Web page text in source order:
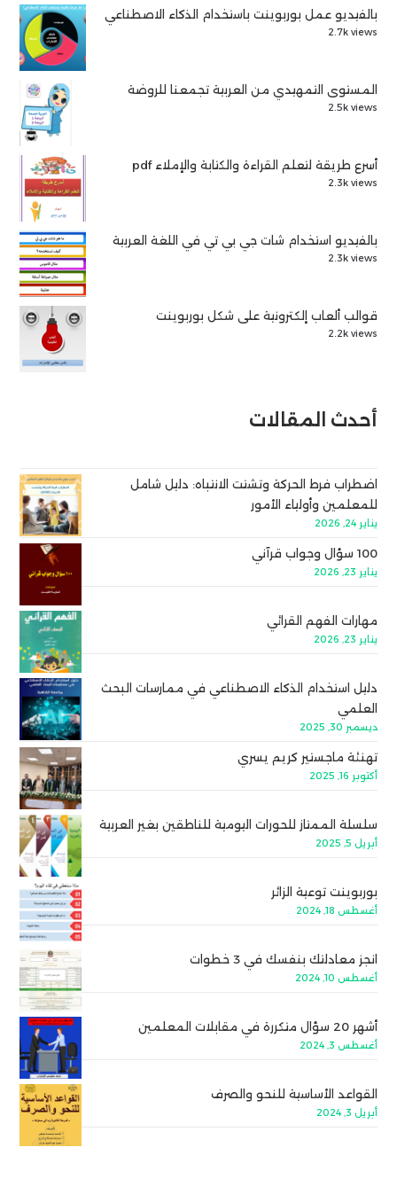
بالفيديو عمل بوربوينت باستخدام الذكاء الاصطناعي
2.7k views
المستوى التمهيدي من العربية تجمعنا للروضة
2.5k views
أسرع طريقة لتعلم القراءة والكتابة والإملاء pdf
2.3k views
بالفيديو استخدام شات جي بي تي في اللغة العربية
2.3k views
قوالب ألعاب إلكترونية على شكل بوربوينت
2.2k views
أحدث المقالات
اضطراب فرط الحركة وتشتت الانتباه: دليل شامل
للمعلمين وأولياء الأمور
يناير 24, 2026
100 سؤال وجواب قرآني
يناير 23, 2026
مهارات الفهم القرائي
يناير 23, 2026
دليل استخدام الذكاء الاصطناعي في ممارسات البحث
العلمي
ديسمبر 30, 2025
تهنئة ماجستير كريم يسري
أكتوبر 16, 2025
سلسلة الممتاز للحورات اليومية للناطقين بغير العربية
أبريل 5, 2025
بوربوينت توعية الزائر
أغسطس 18, 2024
انجز معادلتك بنفسك في 3 خطوات
أغسطس 10, 2024
أشهر 20 سؤال متكررة في مقابلات المعلمين
أغسطس 3, 2024
القواعد الأساسية للنحو والصرف
أبريل 3, 2024